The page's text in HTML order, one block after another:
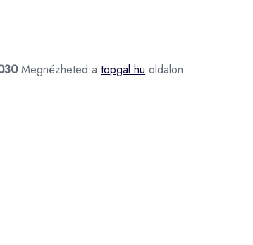
Megnézheted a topgal.hu oldalon.